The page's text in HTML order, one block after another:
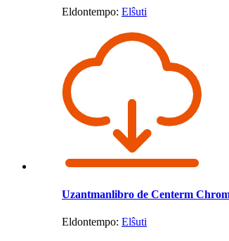
Eldontempo: Elŝuti
Uzantmanlibro de Centerm
Eldontempo: Elŝuti